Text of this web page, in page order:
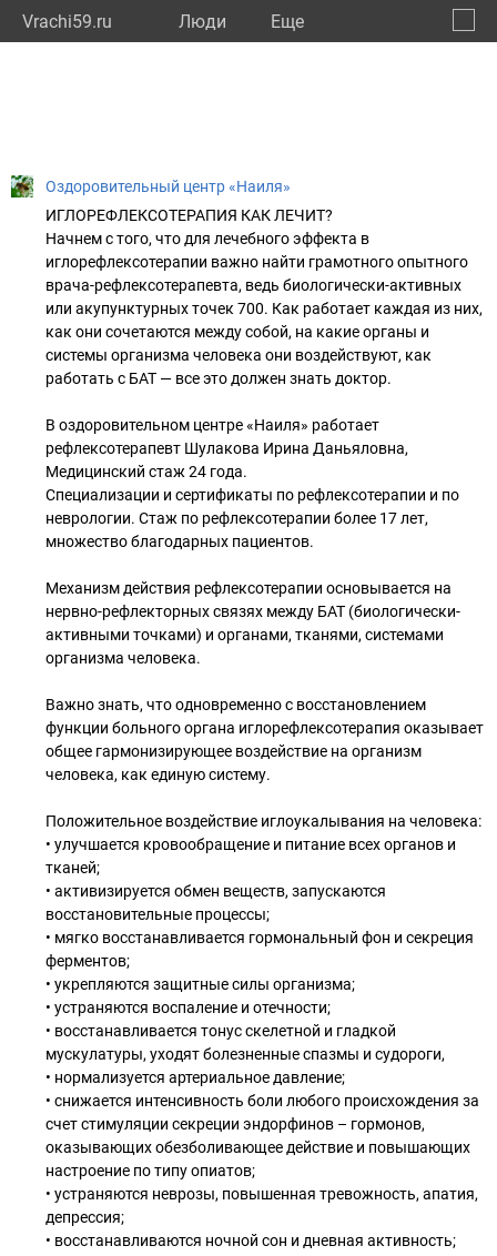
Vrachi59.ru Люди Eще
Оздоровительный центр «Наиля»
ИГЛОРЕФЛЕКСОТЕРАПИЯ КАК ЛЕЧИТ?
Начнем с того, что для лечебного эффекта в
иглорефлексотерапии важно найти грамотного опытного
врача-рефлексотерапевта, ведь биологически-активных
или акупунктурных точек 700. Как работает каждая из них,
как они сочетаются между собой, на какие органы и
системы организма человека они воздействуют, как
работать с БАТ — все это должен знать доктор.
В оздоровительном центре «Наиля» работает
рефлексотерапевт Шулакова Ирина Даньяловна,
Медицинский стаж 24 года.
Специализации и сертификаты по рефлексотерапии и по
неврологии. Стаж по рефлексотерапии более 17 лет,
множество благодарных пациентов.
Механизм действия рефлексотерапии основывается на
нервно-рефлекторных связях между БАТ (биологически-
активными точками) и органами, тканями, системами
организма человека.
Важно знать, что одновременно с восстановлением
функции больного органа иглорефлексотерапия оказывает
общее гармонизирующее воздействие на организм
человека, как единую систему.
Положительное воздействие иглоукалывания на человека:
• улучшается кровообращение и питание всех органов и
тканей;
• активизируется обмен веществ, запускаются
восстановительные процессы;
• мягко восстанавливается гормональный фон и секреция
ферментов;
• укрепляются защитные силы организма;
• устраняются воспаление и отечности;
• восстанавливается тонус скелетной и гладкой
мускулатуры, уходят болезненные спазмы и судороги,
• нормализуется артериальное давление;
• снижается интенсивность боли любого происхождения за
счет стимуляции секреции эндорфинов – гормонов,
оказывающих обезболивающее действие и повышающих
настроение по типу опиатов;
• устраняются неврозы, повышенная тревожность, апатия,
депрессия;
• восстанавливаются ночной сон и дневная активность;